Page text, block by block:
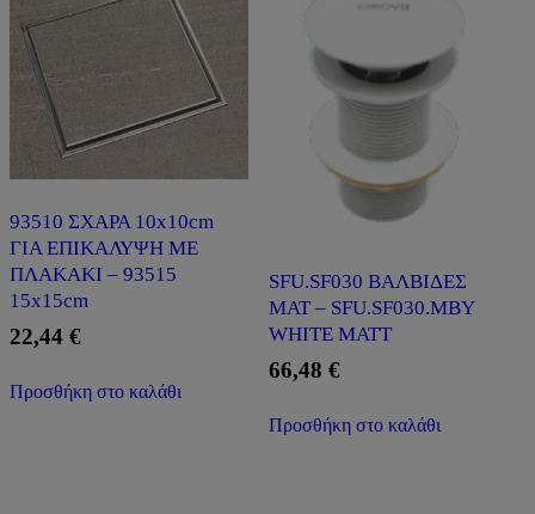
93510 ΣΧΑΡΑ 10x10cm
ΓΙΑ ΕΠΙΚΑΛΥΨΗ ΜΕ
ΠΛΑΚΑΚΙ – 93515
15x15cm
22,44 €
Προσθήκη στο καλάθι
SFU.SF030 ΒΑΛΒΙΔΕΣ
ΜΑΤ – SFU.SF030.MBY
WHITE MATT
66,48 €
Προσθήκη στο καλάθι